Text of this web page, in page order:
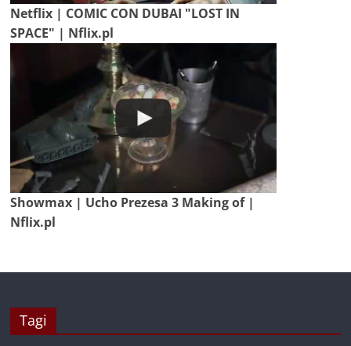
Netflix | COMIC CON DUBAI "LOST IN
SPACE" | Nflix.pl
Showmax | Ucho Prezesa 3 Making of |
Nflix.pl
Tagi